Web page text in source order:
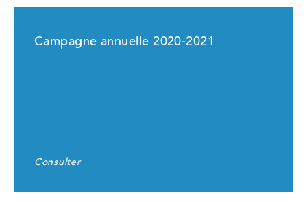
Campagne annuelle 2020-2021
Consulter